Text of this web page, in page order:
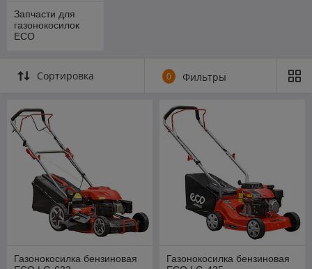
Запчасти для
газонокосилок
ECO
Сортировка 0 Фильтры
Газонокосилка бензиновая
Газонокосилка бензиновая